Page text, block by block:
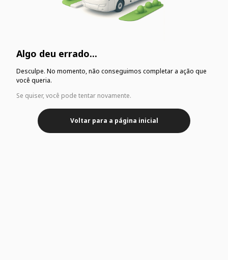
Algo deu errado...
Desculpe. No momento, não conseguimos completar a ação que
você queria.
Se quiser, você pode tentar novamente.
Voltar para a página inicial